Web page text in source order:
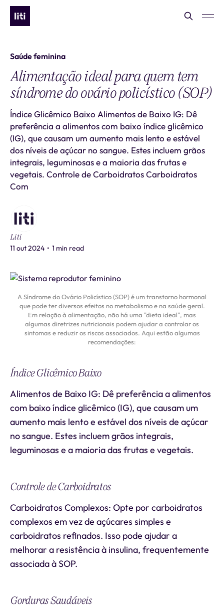
Saúde feminina
Alimentação ideal para quem tem
síndrome do ovário policístico (SOP)
Índice Glicêmico Baixo Alimentos de Baixo IG: Dê
preferência a alimentos com baixo índice glicêmico
(IG), que causam um aumento mais lento e estável
dos níveis de açúcar no sangue. Estes incluem grãos
integrais, leguminosas e a maioria das frutas e
vegetais. Controle de Carboidratos Carboidratos
Com
Liti
11 out 2024 • 1 min read
A Síndrome do Ovário Policístico (SOP) é um transtorno hormonal
que pode ter diversos efeitos no metabolismo e na saúde geral.
Em relação à alimentação, não há uma "dieta ideal", mas
algumas diretrizes nutricionais podem ajudar a controlar os
sintomas e reduzir os riscos associados. Aqui estão algumas
recomendações:
Índice Glicêmico Baixo
Alimentos de Baixo IG: Dê preferência a alimentos
com baixo índice glicêmico (IG), que causam um
aumento mais lento e estável dos níveis de açúcar
no sangue. Estes incluem grãos integrais,
leguminosas e a maioria das frutas e vegetais.
Controle de Carboidratos
Carboidratos Complexos: Opte por carboidratos
complexos em vez de açúcares simples e
carboidratos refinados. Isso pode ajudar a
melhorar a resistência à insulina, frequentemente
associada à SOP.
Gorduras Saudáveis